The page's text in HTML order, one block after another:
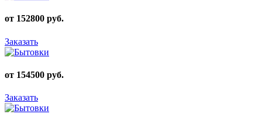
от 152800 руб.
Заказать
от 154500 руб.
Заказать